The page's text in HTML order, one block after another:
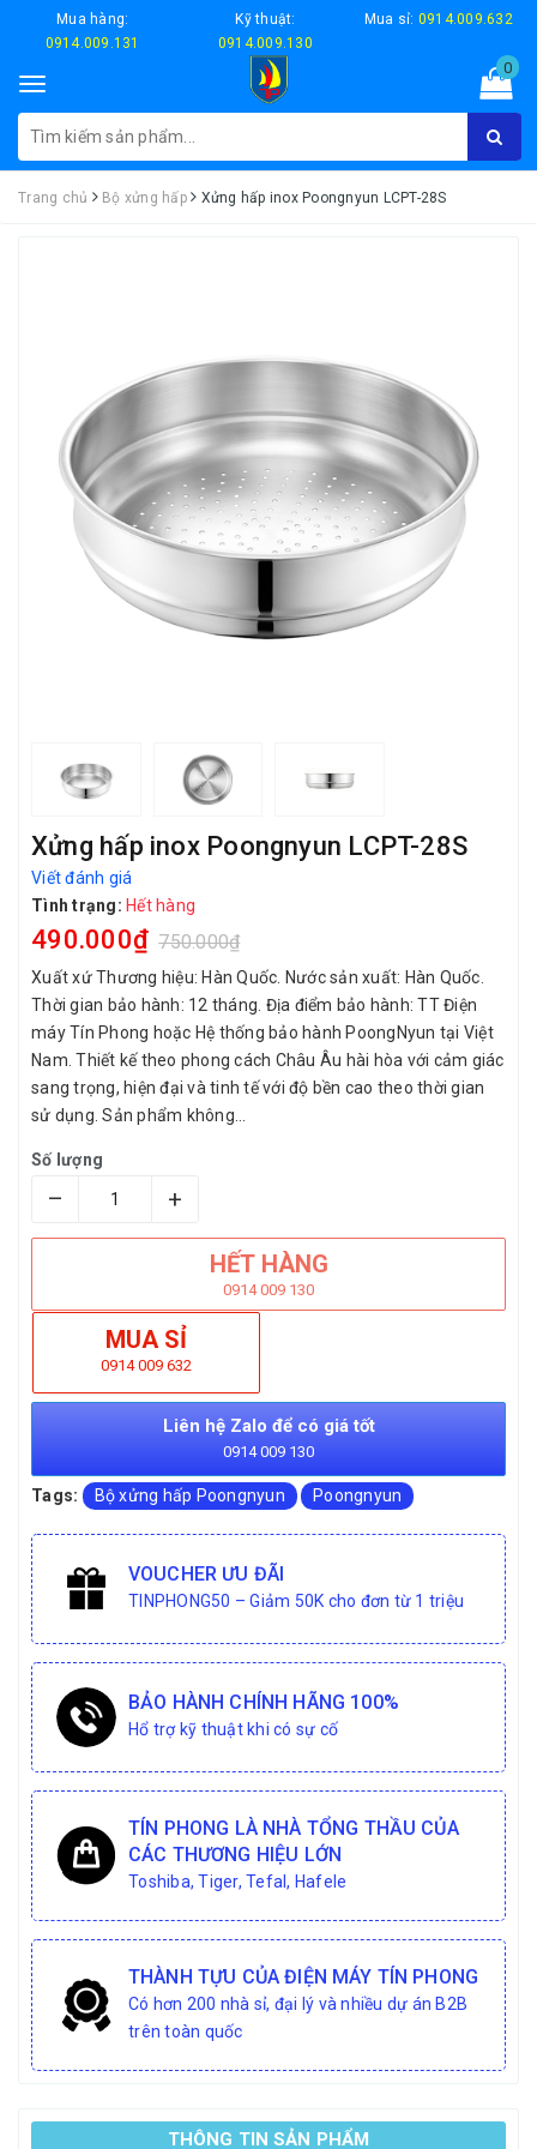
Mua hàng:
0914.009.131
Kỹ thuật:
0914.009.130
Mua sỉ: 0914.009.632
Toggle
navigation
0
Trang chủ Bộ xửng hấp Xửng hấp inox Poongnyun LCPT-28S
Xửng hấp inox Poongnyun LCPT-28S
Viết đánh giá
Tình trạng: Hết hàng
490.000₫ 750.000₫
Xuất xứ Thương hiệu: Hàn Quốc. Nước sản xuất: Hàn Quốc.
Thời gian bảo hành: 12 tháng. Địa điểm bảo hành: TT Điện
máy Tín Phong hoặc Hệ thống bảo hành PoongNyun tại Việt
Nam. Thiết kế theo phong cách Châu Âu hài hòa với cảm giác
sang trọng, hiện đại và tinh tế với độ bền cao theo thời gian
sử dụng. Sản phẩm không...
Số lượng
– +
HẾT HÀNG
0914 009 130
MUA SỈ
0914 009 632
Liên hệ Zalo để có giá tốt
0914 009 130
Tags: Bộ xửng hấp Poongnyun Poongnyun
VOUCHER ƯU ĐÃI
TINPHONG50 – Giảm 50K cho đơn từ 1 triệu
BẢO HÀNH CHÍNH HÃNG 100%
Hổ trợ kỹ thuật khi có sự cố
TÍN PHONG LÀ NHÀ TỔNG THẦU CỦA
CÁC THƯƠNG HIỆU LỚN
Toshiba, Tiger, Tefal, Hafele
THÀNH TỰU CỦA ĐIỆN MÁY TÍN PHONG
Có hơn 200 nhà sỉ, đại lý và nhiều dự án B2B
trên toàn quốc
THÔNG TIN SẢN PHẨM